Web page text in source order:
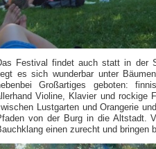
Festival findet auch statt in der
es sich wunderbar unter
Großartiges geboten:
Violine, Klavier und rockige
Lustgarten und Orangerie
von der Burg in die Altstadt.
einen zurecht und bringen